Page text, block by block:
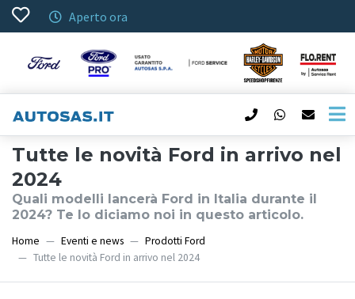
Aperto ora
Tutte le novità Ford in arrivo nel
2024
Quali modelli lancerà Ford in Italia durante il
2024? Te lo diciamo noi in questo articolo.
Home Eventi e news
Prodotti Ford
Tutte le novità Ford in arrivo nel 2024